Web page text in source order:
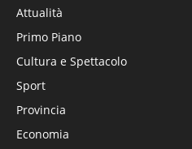
Attualità
Primo Piano
Cultura e Spettacolo
Sport
Provincia
Economia